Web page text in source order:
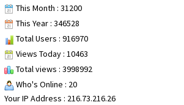
This Month : 31200
This Year : 346528
Total Users : 916970
Views Today : 10463
Total views : 3998992
Who's Online : 20
Your IP Address : 216.73.216.26